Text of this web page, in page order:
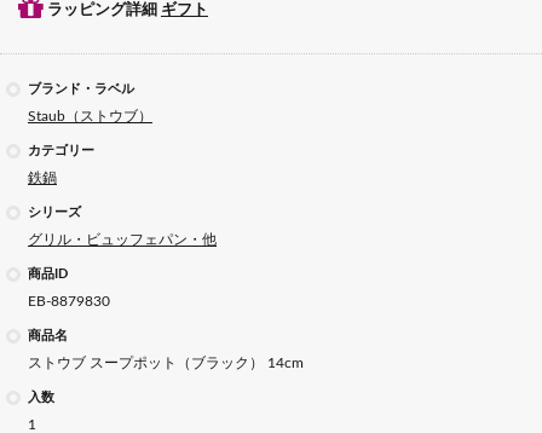
ラッピング詳細 ギフト
ブランド・ラベル
Staub（ストウブ）
カテゴリー
鉄鍋
シリーズ
グリル・ビュッフェパン・他
商品ID
EB-8879830
商品名
ストウブ スープポット（ブラック） 14cm
入数
1